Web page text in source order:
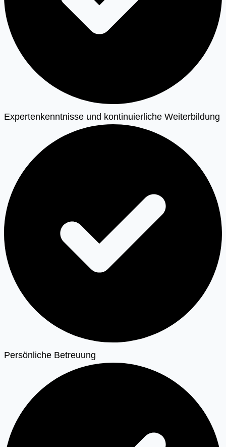
Expertenkenntnisse und kontinuierliche Weiterbildung
Persönliche Betreuung